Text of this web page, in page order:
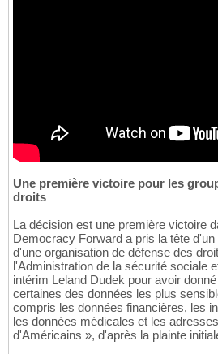
Une première victoire pour les
droits
La décision est une première victoire
Democracy Forward a pris la tête
d'une organisation de défense des
l'Administration de la sécurité sociale
intérim Leland Dudek pour avoir
certaines des données les plus
compris les données financières, les
les données médicales et les
d'Américains », d'après la plainte